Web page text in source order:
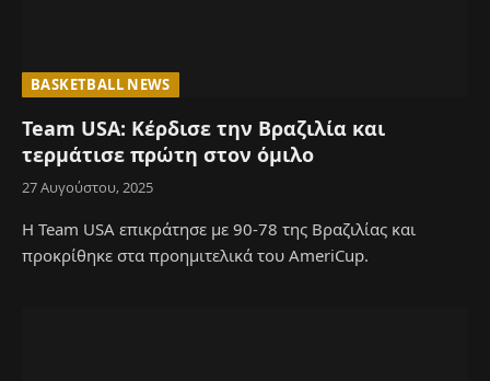
BASKETBALL NEWS
Team USA: Κέρδισε την Βραζιλία και
τερμάτισε πρώτη στον όμιλο
27 Αυγούστου, 2025
Η Team USA επικράτησε με 90-78 της Βραζιλίας και
προκρίθηκε στα προημιτελικά του AmeriCup.